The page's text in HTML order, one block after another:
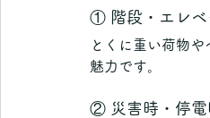
① 階段・エレベ
とくに重い荷物
魅力です。
② 災害時・停電